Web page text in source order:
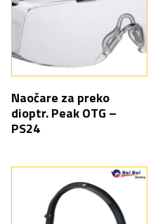
Naočare za preko
dioptr. Peak OTG –
PS24